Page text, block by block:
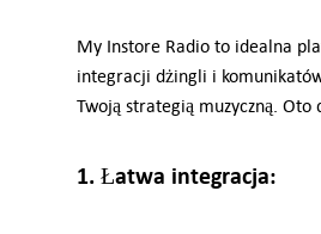
My Instore Radio to idealna
integracji dżingli i
Twoją strategią muzyczną. Oto
1. Łatwa integracja: